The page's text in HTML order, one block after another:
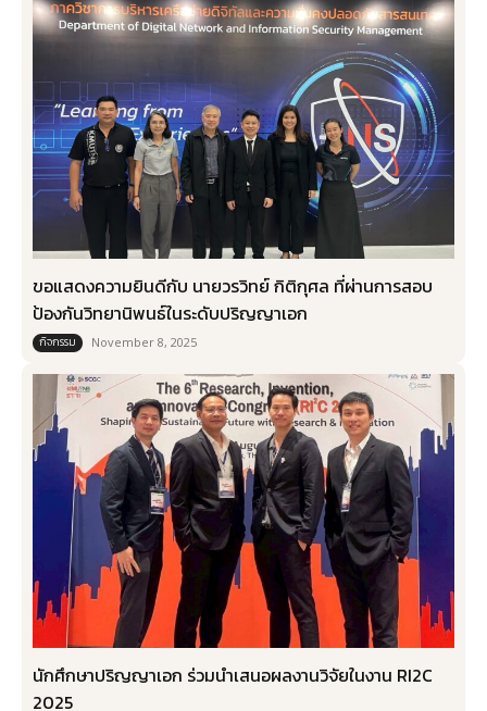
ขอแสดงความยินดีกับ​ นายวรวิทย์ กิติกุศล ที่ผ่านการสอบ
ป้องกันวิทยานิพนธ์ในระดับปริญญาเอก
กิจกรรม November 8, 2025
นักศึกษาปริญญาเอก ร่วมนำเสนอผลงานวิจัยในงาน RI2C
2025